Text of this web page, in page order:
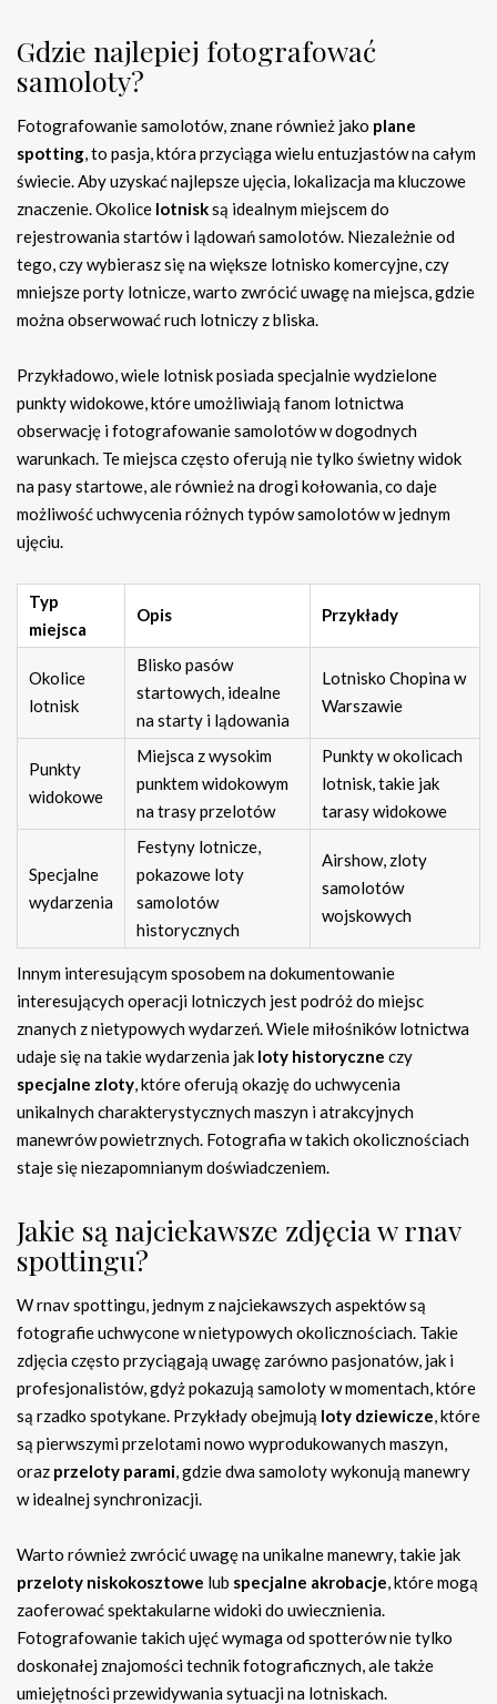
Gdzie najlepiej fotografować
samoloty?
Fotografowanie samolotów, znane również jako plane
spotting , to pasja, która przyciąga wielu entuzjastów na całym
świecie. Aby uzyskać najlepsze ujęcia, lokalizacja ma kluczowe
znaczenie. Okolice lotnisksą idealnym miejscem do
rejestrowania startów i lądowań samolotów. Niezależnie od
tego, czy wybierasz się na większe lotnisko komercyjne, czy
mniejsze porty lotnicze, warto zwrócić uwagę na miejsca, gdzie
można obserwować ruch lotniczy z bliska.
Przykładowo, wiele lotnisk posiada specjalnie wydzielone
punkty widokowe, które umożliwiają fanom lotnictwa
obserwację i fotografowanie samolotów w dogodnych
warunkach. Te miejsca często oferują nie tylko świetny widok
na pasy startowe, ale również na drogi kołowania, co daje
możliwość uchwycenia różnych typów samolotów w jednym
ujęciu.
Typ
miejsca
Opis Przykłady
Okolice
lotnisk
Blisko pasów
startowych, idealne
na starty i lądowania
Lotnisko Chopina w
Warszawie
Punkty
widokowe
Miejsca z wysokim
punktem widokowym
na trasy przelotów
Punkty w okolicach
lotnisk, takie jak
tarasy widokowe
Specjalne
wydarzenia
Festyny lotnicze,
pokazowe loty
samolotów
historycznych
Airshow, zloty
samolotów
wojskowych
Innym interesującym sposobem na dokumentowanie
interesujących operacji lotniczych jest podróż do miejsc
znanych z nietypowych wydarzeń. Wiele miłośników lotnictwa
udaje się na takie wydarzenia jak loty historyczne czy
specjalne zloty , które oferują okazję do uchwycenia
unikalnych charakterystycznych maszyn i atrakcyjnych
manewrów powietrznych. Fotografia w takich okolicznościach
staje się niezapomnianym doświadczeniem.
Jakie są najciekawsze zdjęcia w rnav
spottingu?
W rnav spottingu, jednym z najciekawszych aspektów są
fotografie uchwycone w nietypowych okolicznościach. Takie
zdjęcia często przyciągają uwagę zarówno pasjonatów, jak i
profesjonalistów, gdyż pokazują samoloty w momentach, które
są rzadko spotykane. Przykłady obejmują loty dziewicze , które
są pierwszymi przelotami nowo wyprodukowanych maszyn,
oraz przeloty parami , gdzie dwa samoloty wykonują manewry
w idealnej synchronizacji.
Warto również zwrócić uwagę na unikalne manewry, takie jak
przeloty niskokosztowe lub specjalne akrobacje , które mogą
zaoferować spektakularne widoki do uwiecznienia.
Fotografowanie takich ujęć wymaga od spotterów nie tylko
doskonałej znajomości technik fotograficznych, ale także
umiejętności przewidywania sytuacji na lotniskach.